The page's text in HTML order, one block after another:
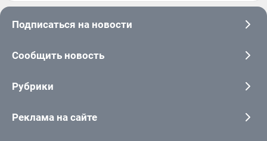
Подписаться на новости
Сообщить новость
Рубрики
Реклама на сайте